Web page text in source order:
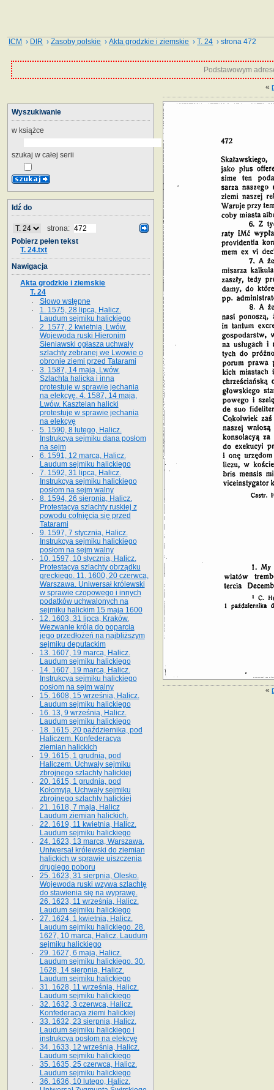
ICM › DIR ›Zasoby polskie ›Akta grodzkie i ziemskie ›T. 24 › strona 472
Podstawowym
«
«
Wyszukiwanie
w książce
szukaj w całej serii
Idź do
strona:
Pobierz pełen tekst
T. 24.txt
Nawigacja
Akta grodzkie i ziemskie
T. 24
Słowo wstępne
1. 1575, 28 lipca, Halicz.
Laudum sejmiku halickiego
2. 1577, 2 kwietnia, Lwów.
Wojewoda ruski Hieronim
Sieniawski ogłasza uchwały
szlachty zebranej we Lwowie o
obronie ziemi przed Tatarami
3. 1587, 14 maja, Lwów.
Szlachta halicka i inna
protestuje w sprawie jechania
na elekcyę. 4. 1587, 14 maja,
Lwów. Kasztelan halicki
protestuje w sprawie jechania
na elekcyę
5. 1590, 8 lutego, Halicz.
Instrukcya sejmiku dana posłom
na sejm
6. 1591, 12 marca, Halicz.
Laudum sejmiku halickiego
7. 1592, 31 lipca, Halicz.
Instrukcya sejmiku halickiego
posłom na sejm walny
8. 1594, 26 sierpnia, Halicz.
Protestacya szlachty ruskiej z
powodu cofnięcia się przed
Tatarami
9. 1597, 7 stycznia, Halicz.
Instrukcya sejmiku halickiego
posłom na sejm walny
10. 1597, 10 stycznia, Halicz.
Protestacya szlachty obrządku
greckiego. 11. 1600, 20 czerwca,
Warszawa. Uniwersał królewski
w sprawie czopowego i innych
podatków uchwalonych na
sejmiku halickim 15 maja 1600
12. 1603, 31 lipca, Kraków.
Wezwanie króla do poparcia
jego przedłożeń na najbliższym
sejmiku deputackim
13. 1607, 19 marca, Halicz.
Laudum sejmiku halickiego
14. 1607, 19 marca, Halicz.
Instrukcya sejmiku halickiego
posłom na sejm walny
15. 1608, 15 września, Halicz.
Laudum sejmiku halickiego
16. 13, 9 września, Halicz.
Laudum sejmiku halickiego
18. 1615, 20 października, pod
Haliczem. Konfederacya
ziemian halickich
19. 1615, 1 grudnia, pod
Haliczem. Uchwały sejmiku
zbrojnego szlachty halickiej
20. 1615, 1 grudnia, pod
Kołomyją. Uchwały sejmiku
zbrojnego szlachty halickiej
21. 1618, 7 maja, Halicz
Laudum ziemian halickich.
22. 1619, 11 kwietnia, Halicz.
Laudum sejmiku halickiego
24. 1623, 13 marca, Warszawa.
Uniwersał królewski do ziemian
halickich w sprawie uiszczenia
drugiego poboru
25. 1623, 31 sierpnia, Olesko.
Wojewoda ruski wzywa szlachtę
do stawienia się na wyprawę.
26. 1623, 11 września, Halicz.
Laudum sejmiku halickiego
27. 1624, 1 kwietnia, Halicz.
Laudum sejmiku halickiego. 28.
1627, 10 marca, Halicz. Laudum
sejmiku halickiego
29. 1627, 6 maja, Halicz.
Laudum sejmiku halickiego. 30.
1628, 14 sierpnia, Halicz.
Laudum sejmiku halickiego
31. 1628, 11 września, Halicz.
Laudum sejmiku halickiego
32. 1632, 3 czerwca, Halicz.
Konfederacya ziemi halickiej
33. 1632, 23 sierpnia, Halicz.
Laudum sejmiku halickiego i
instrukcya posłom na elekcyę
34. 1633, 12 września, Halicz.
Laudum sejmiku halickiego
35. 1635, 25 czerwca, Halicz.
Laudum sejmiku halickiego
36. 1636, 10 lutego, Halicz.